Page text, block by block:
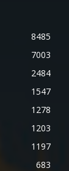
8485
7003
2484
1547
1278
1203
1197
683